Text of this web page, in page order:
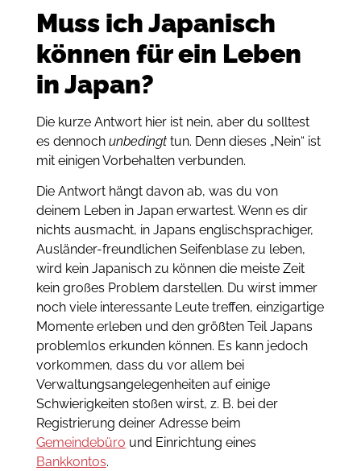
Muss ich Japanisch
können für ein Leben
in Japan?
Die kurze Antwort hier ist nein, aber du solltest
es dennoch unbedingttun. Denn dieses „Nein“ ist
mit einigen Vorbehalten verbunden.
Die Antwort hängt davon ab, was du von
deinem Leben in Japan erwartest. Wenn es dir
nichts ausmacht, in Japans englischsprachiger,
Ausländer-freundlichen Seifenblase zu leben,
wird kein Japanisch zu können die meiste Zeit
kein großes Problem darstellen. Du wirst immer
noch viele interessante Leute treffen, einzigartige
Momente erleben und den größten Teil Japans
problemlos erkunden können. Es kann jedoch
vorkommen, dass du vor allem bei
Verwaltungsangelegenheiten auf einige
Schwierigkeiten stoßen wirst, z. B. bei der
Registrierung deiner Adresse beim
Gemeindebüro und Einrichtung eines
Bankkontos.